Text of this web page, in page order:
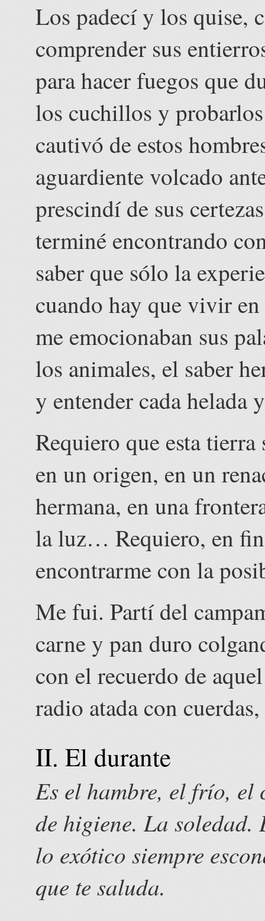
Los padecí y los quise,
comprender sus
para hacer fuegos que
los cuchillos y
cautivó de estos
aguardiente volcado
prescindí de sus
terminé encontrando
saber que sólo la
cuando hay que vivir
me emocionaban sus
los animales, el saber
y entender cada helada
Requiero que esta
en un origen, en un
hermana, en una
la luz… Requiero, en
encontrarme con la
Me fui. Partí del
carne y pan duro
con el recuerdo de
radio atada con
II. El durante
Es el hambre, el frío,
de higiene. La soledad.
lo exótico siempre
que te saluda.